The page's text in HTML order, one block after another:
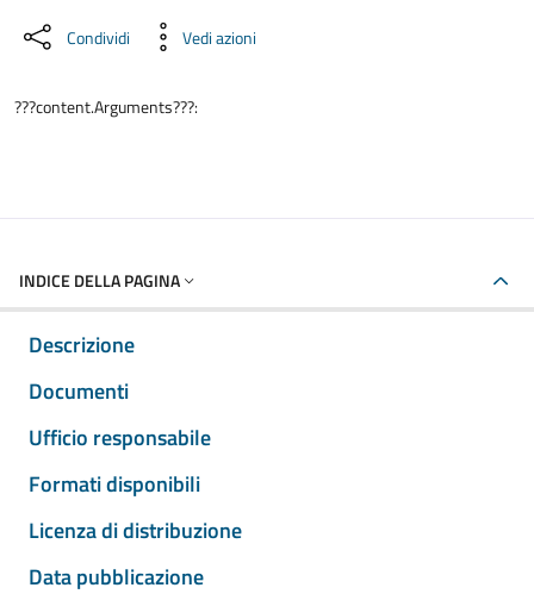
Condividi Vedi azioni
???content.Arguments???:
INDICE DELLA PAGINA
Descrizione
Documenti
Ufficio responsabile
Formati disponibili
Licenza di distribuzione
Data pubblicazione